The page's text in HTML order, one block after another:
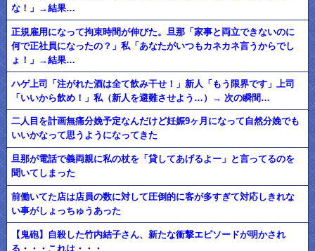
な！」→結果…
正規雇用になって拘束時間が伸びた。旦那「家事と両立できないのに
何で正社員になったの？」私「あなたがいつもカネカネ言うからでし
ょ！」→結果…
ハゲ上司「注がれた酒は全て飲み干せ！」新人「もう限界です」上司
「いいから飲め！」私（新人を避難させよう…）→ 次の瞬間…
二人目を計画無痛分娩予定なんだけど妊娠9ヶ月になって自然分娩でも
いいかなって思うようになってきた
旦那が電話で義両親に私の杖を「貸してあげるよー」と言ってるのを
聞いてしまった
前働いてた店は店員の数に対して圧倒的に客が多すぎて対応しきれな
い事がしょっちゅうあった
【鬼砲】自殺した竹内結子さん、新たな衝撃エピソードが明かされ
る・・・これは・・・